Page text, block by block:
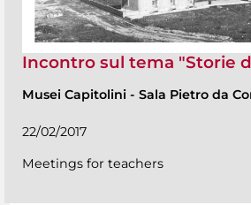
Incontro sul tema "Storie
Musei Capitolini - Sala Pietro da
22/02/2017
Meetings for teachers